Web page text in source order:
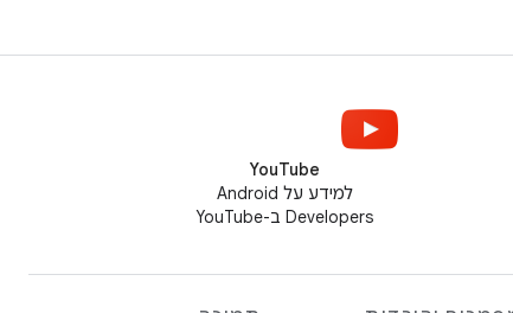
YouTube
למידע על Android
Developers ב-YouTube